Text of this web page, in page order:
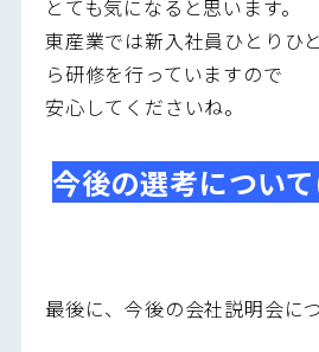
とても気になると思います。
東産業では新入社員ひとりひ
ら研修を行っていますので
安心してくださいね。
今後の選考につい
最後に、今後の会社説明会に